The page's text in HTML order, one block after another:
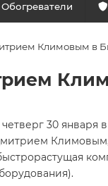
Обогреватели
Климовым в
30 января в
Климовым,